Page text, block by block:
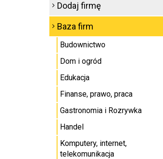
Dodaj firmę
Baza firm
Budownictwo
Dom i ogród
Edukacja
Finanse, prawo, praca
Gastronomia i Rozrywka
Handel
Komputery, internet,
telekomunikacja